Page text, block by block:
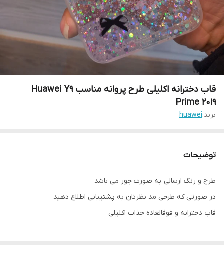
قاب دخترانه اکلیلی طرح پروانه مناسب Huawei Y9
Prime 2019
برند:huawei
توضیحات
طرح و رنگ ارسالی به صورت جور می باشد
در صورتی که طرحی مد نظرتان به پشتیبانی اطلاع دهید
قاب دخترانه و فوقالعاده جذاب اکلیلی